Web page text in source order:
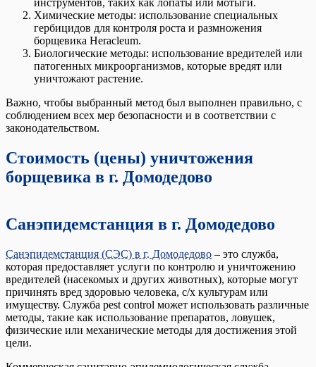
инструментов, таких как лопаты или мотыги.
Химические методы: использование специальных
гербицидов для контроля роста и размножения
борщевика Heracleum.
Биологические методы: использование вредителей или
патогенных микроорганизмов, которые вредят или
уничтожают растение.
Важно, чтобы выбранный метод был выполнен правильно, с
соблюдением всех мер безопасности и в соответствии с
законодательством.
Стоимость (цены) уничтожения
борщевика в г. Домодедово
Санэпидемстанция в г. Домодедово
Санэпидемстанция (СЭС) в г. Домодедово – это служба,
которая предоставляет услуги по контролю и уничтожению
вредителей (насекомых и других животных), которые могут
причинять вред здоровью человека, с/х культурам или
имуществу. Служба pest control может использовать различные
методы, такие как использование препаратов, ловушек,
физические или механические методы для достижения этой
цели.